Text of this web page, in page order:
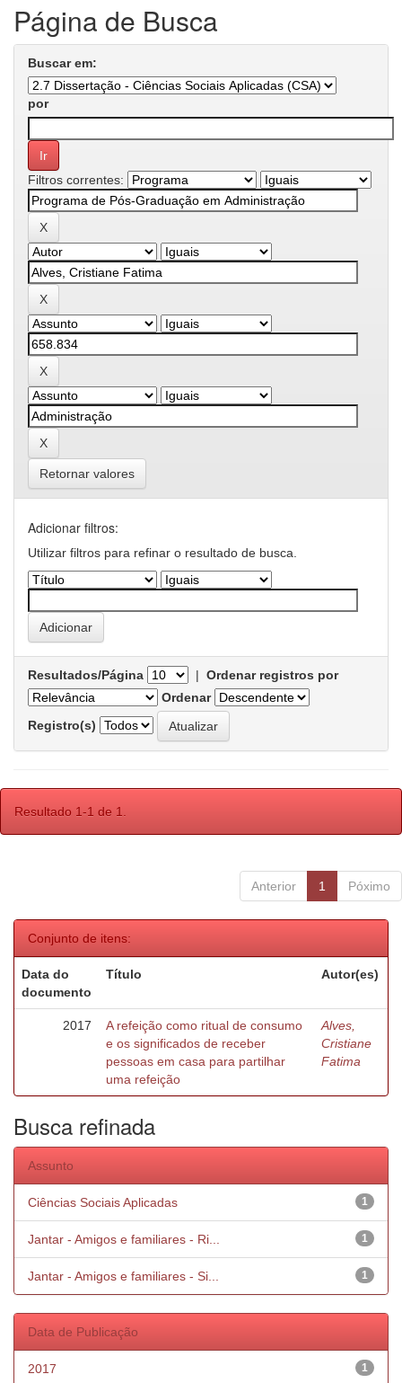
Página de Busca
Buscar em:
por
Filtros correntes:
Retornar valores
Adicionar filtros:
Utilizar filtros para refinar o resultado de busca.
Resultados/Página | Ordenar registros por
Ordenar
Registro(s)
Resultado 1-1 de 1.
Anterior 1 Póximo
Conjunto de itens:
Data do
documento
Título Autor(es)
2017
A refeição como ritual de consumo
e os significados de receber
pessoas em casa para partilhar
uma refeição
Alves,
Cristiane
Fatima
Busca refinada
Assunto
1
Ciências Sociais Aplicadas
1
Jantar - Amigos e familiares - Ri...
1
Jantar - Amigos e familiares - Si...
Data de Publicação
1
2017